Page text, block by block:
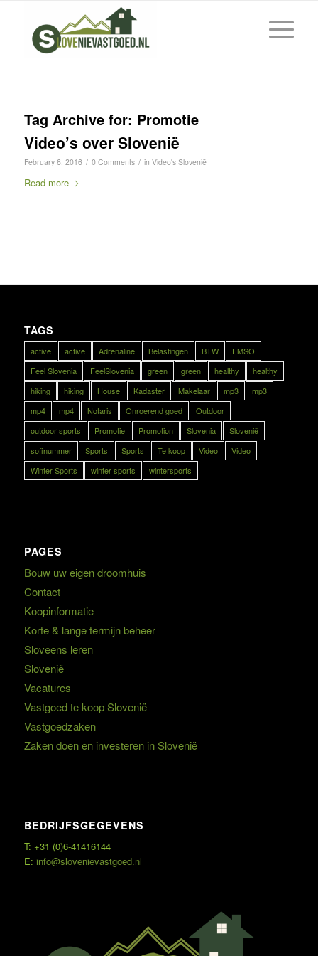
Tag Archive for: Promotie
Video’s over Slovenië
February 6, 2016 / 0 Comments / in Video's Slovenië
Read more
TAGS
active active Adrenaline Belastingen BTW
EMSO
Feel Slovenia
FeelSlovenia green green healthy
healthy
hiking
hiking House Kadaster Makelaar mp3
mp3
mp4
mp4 Notaris Onroerend goed
Outdoor
outdoor sports
Promotie Promotion Slovenia
Slovenië
sofinummer
Sports Sports Te koop Video
Video
Winter Sports
winter sports wintersports
PAGES
Bouw uw eigen droomhuis
Contact
Koopinformatie
Korte & lange termijn beheer
Sloveens leren
Slovenië
Vacatures
Vastgoed te koop Slovenië
Vastgoedzaken
Zaken doen en investeren in Slovenië
BEDRIJFSGEGEVENS
T: +31 (0)6-41416144
E: info@slovenievastgoed.nl